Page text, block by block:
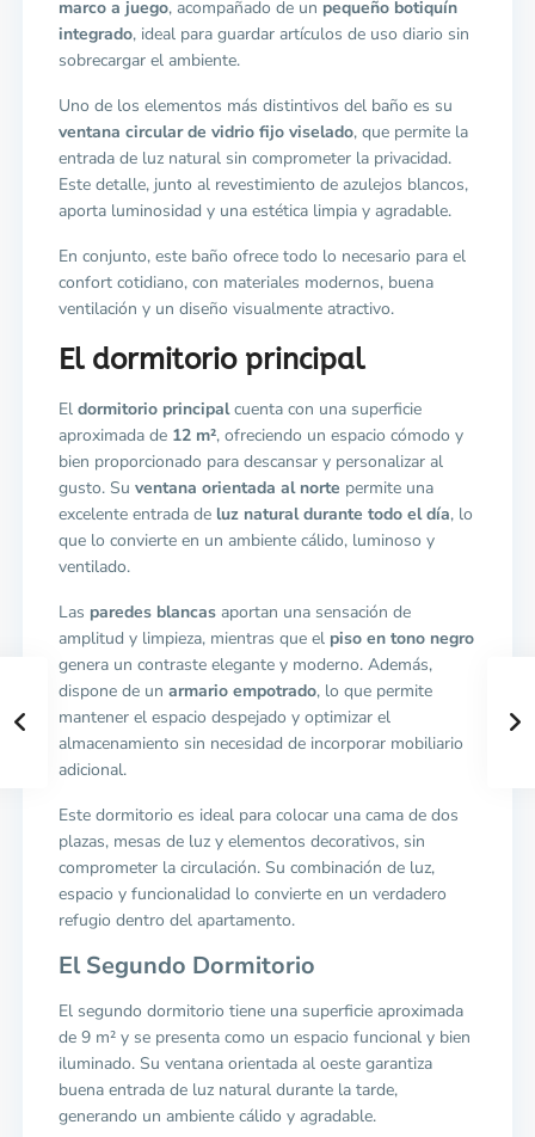
marco a juego, acompañado de un pequeño botiquín
integrado, ideal para guardar artículos de uso diario sin
sobrecargar el ambiente.
Uno de los elementos más distintivos del baño es su
ventana circular de vidrio fijo viselado, que permite la
entrada de luz natural sin comprometer la privacidad.
Este detalle, junto al revestimiento de azulejos blancos,
aporta luminosidad y una estética limpia y agradable.
En conjunto, este baño ofrece todo lo necesario para el
confort cotidiano, con materiales modernos, buena
ventilación y un diseño visualmente atractivo.
El dormitorio principal
El dormitorio principalcuenta con una superficie
aproximada de 12 m², ofreciendo un espacio cómodo y
bien proporcionado para descansar y personalizar al
gusto. Su ventana orientada al norte permite una
excelente entrada de luz natural durante todo el día, lo
que lo convierte en un ambiente cálido, luminoso y
ventilado.
Las paredes blancasaportan una sensación de
amplitud y limpieza, mientras que el piso en tono negro
genera un contraste elegante y moderno. Además,
dispone de un armario empotrado, lo que permite
mantener el espacio despejado y optimizar el
almacenamiento sin necesidad de incorporar mobiliario
adicional.
Este dormitorio es ideal para colocar una cama de dos
plazas, mesas de luz y elementos decorativos, sin
comprometer la circulación. Su combinación de luz,
espacio y funcionalidad lo convierte en un verdadero
refugio dentro del apartamento.
El Segundo Dormitorio
El segundo dormitorio tiene una superficie aproximada
de 9 m² y se presenta como un espacio funcional y bien
iluminado. Su ventana orientada al oeste garantiza
buena entrada de luz natural durante la tarde,
generando un ambiente cálido y agradable.